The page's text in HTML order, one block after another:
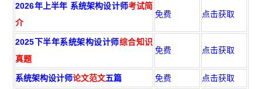
2026年上半年 系统架构设计师考试简
介
免费 点击获取
2025下半年系统架构设计师综合知识
真题
免费 点击获取
系统架构设计师论文范文五篇 免费 点击获取